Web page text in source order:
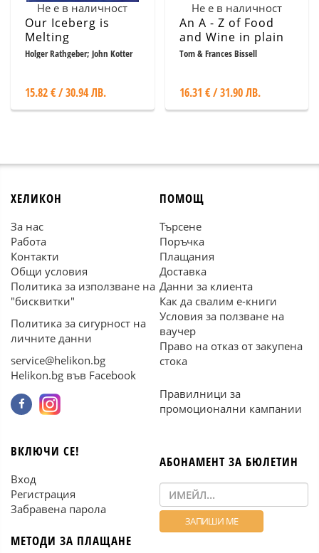
Не е в наличност
Our Iceberg is
Melting
Holger Rathgeber; John Kotter
15.82 € / 30.94 ЛВ.
Не е в наличност
An A - Z of Food
and Wine in plain
English
Tom & Frances Bissell
16.31 € / 31.90 ЛВ.
ХЕЛИКОН
За нас
Работа
Контакти
Общи условия
Политика за използване на
"бисквитки"
Политика за сигурност на
личните данни
service@helikon.bg
Helikon.bg във Facebook
ПОМОЩ
Търсене
Поръчка
Плащания
Доставка
Данни за клиента
Как да свалим е-книги
Условия за ползване на
ваучер
Право на отказ от закупена
стока
Правилници за
промоционални кампании
ВКЛЮЧИ СЕ!
Вход
Регистрация
Забравена парола
МЕТОДИ ЗА ПЛАЩАНЕ
АБОНАМЕНТ ЗА БЮЛЕТИН